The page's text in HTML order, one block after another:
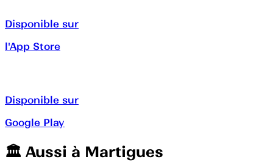
Disponible sur
l'App Store
Disponible sur
Google Play
🏛️️ Aussi à Martigues